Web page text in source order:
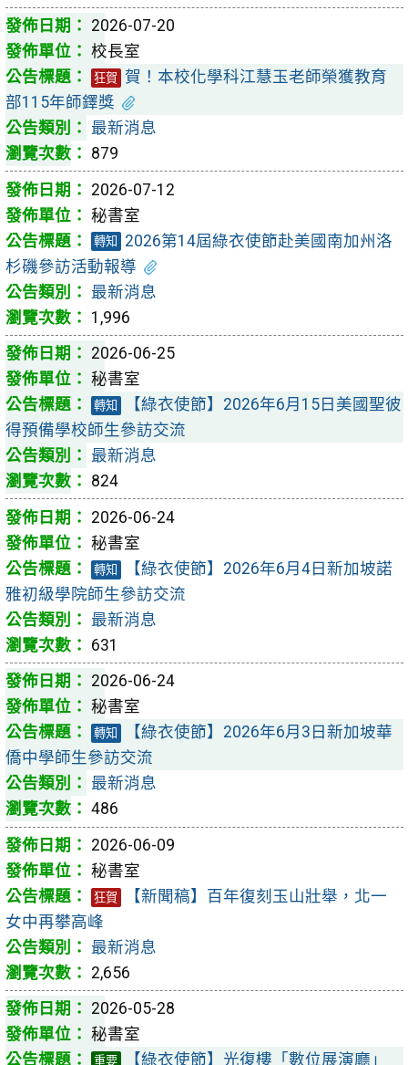
2026-07-20
校長室
狂賀
賀！本校化學科江慧玉老師榮獲教育
部115年師鐸獎
最新消息
879
2026-07-12
秘書室
轉知
2026第14屆綠衣使節赴美國南加州洛
杉磯參訪活動報導
最新消息
1,996
2026-06-25
秘書室
轉知
【綠衣使節】2026年6月15日美國聖彼
得預備學校師生參訪交流
最新消息
824
2026-06-24
秘書室
轉知
【綠衣使節】2026年6月4日新加坡諾
雅初級學院師生參訪交流
最新消息
631
2026-06-24
秘書室
轉知
【綠衣使節】2026年6月3日新加坡華
僑中學師生參訪交流
最新消息
486
2026-06-09
秘書室
狂賀
【新聞稿】百年復刻玉山壯舉，北一
女中再攀高峰
最新消息
2,656
2026-05-28
秘書室
重要
【綠衣使節】光復樓「數位展演廳」